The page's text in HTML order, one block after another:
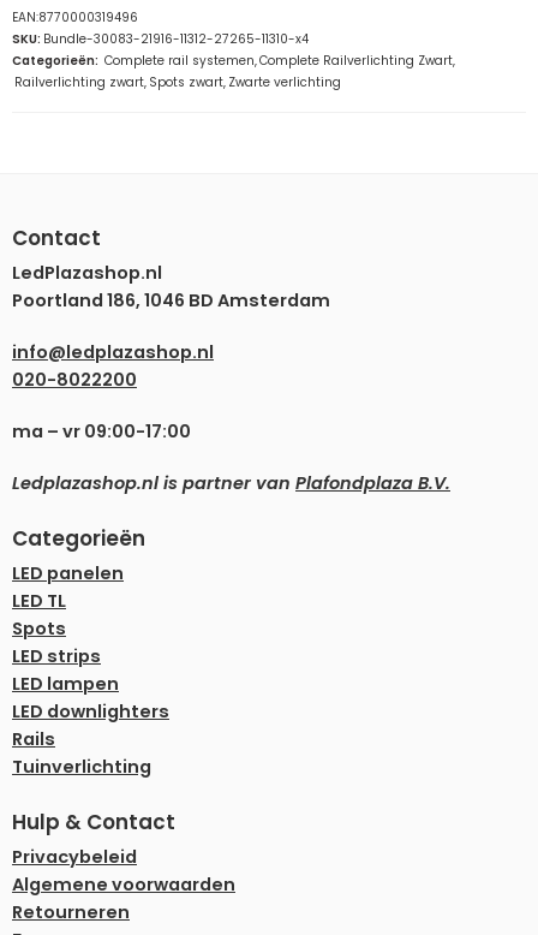
EAN:8770000319496
SKU: Bundle-30083-21916-11312-27265-11310-x4
Categorieën: Complete rail systemen,Complete Railverlichting Zwart,
Railverlichting zwart, Spots zwart, Zwarte verlichting
Contact
LedPlazashop.nl
Poortland 186, 1046 BD Amsterdam
info@ledplazashop.nl
020-8022200
ma – vr 09:00-17:00
Ledplazashop.nl is partner van Plafondplaza B.V.
Categorieën
LED panelen
LED TL
Spots
LED strips
LED lampen
LED downlighters
Rails
Tuinverlichting
Hulp & Contact
Privacybeleid
Algemene voorwaarden
Retourneren